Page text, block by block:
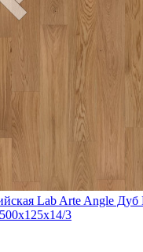
Lab Arte Angle Дуб
3